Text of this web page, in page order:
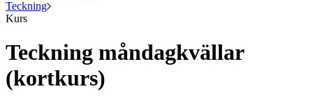
Teckning
Kurs
Teckning måndagkvällar
(kortkurs)